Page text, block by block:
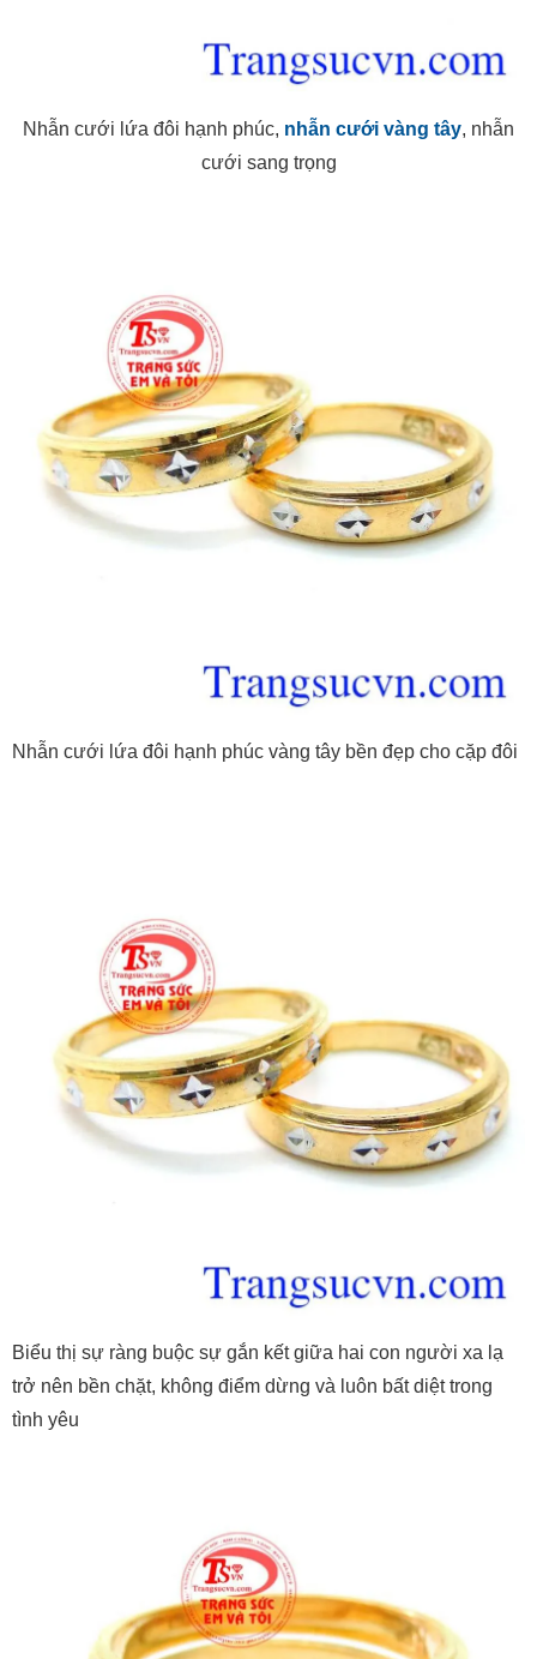
Nhẫn cưới lứa đôi hạnh phúc, nhẫn cưới vàng tây, nhẫn
cưới sang trọng
Nhẫn cưới lứa đôi hạnh phúc vàng tây bền đẹp cho cặp đôi
Biểu thị sự ràng buộc sự gắn kết giữa hai con người xa lạ
trở nên bền chặt, không điểm dừng và luôn bất diệt trong
tình yêu